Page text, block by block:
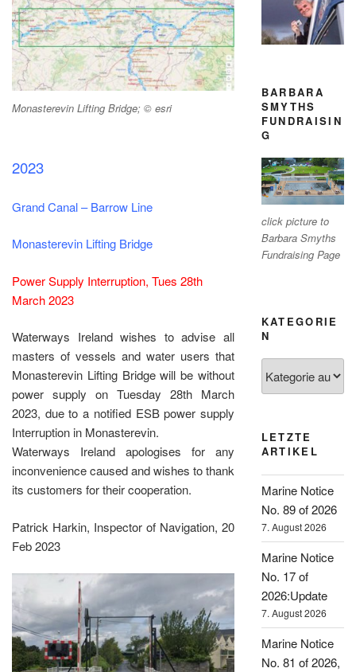
Monasterevin Lifting Bridge; © esri
2023
Grand Canal – Barrow Line
Monasterevin Lifting Bridge
Power Supply Interruption, Tues 28th
March 2023
Waterways Ireland wishes to advise all
masters of vessels and water users that
Monasterevin Lifting Bridge will be without
power supply on Tuesday 28th March
2023, due to a notified ESB power supply
Interruption in Monasterevin.
Waterways Ireland apologises for any
inconvenience caused and wishes to thank
its customers for their cooperation.
Patrick Harkin, Inspector of Navigation, 20
Feb 2023
BARBARA
SMYTHS
FUNDRAISIN
G
click picture to
Barbara Smyths
Fundraising Page
KATEGORIE
N
LETZTE
ARTIKEL
Marine Notice
No. 89 of 2026
7. August 2026
Marine Notice
No. 17 of
2026:Update
7. August 2026
Marine Notice
No. 81 of 2026,